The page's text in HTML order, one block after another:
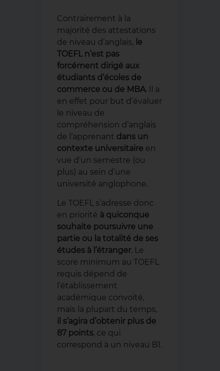
Contrairement à la
majorité des attestations
de niveau d’anglais, le
TOEFL n’est pas
forcément dirigé aux
étudiants d’écoles de
commerce ou de MBA. Il a
en effet pour but d’évaluer
le niveau de
compréhension d’anglais
de l’apprenant dans un
contexte universitaire en
vue d’un semestre (ou
plus) au sein d’une
université anglophone.
Le TOEFL s’adresse donc
en priorité à quiconque
souhaite poursuivre une
partie ou la totalité de ses
études à l’étranger. Le
score minimum au TOEFL
requis dépend de
l’établissement
académique convoité,
mais la plupart du temps,
il s’agira d’obtenir plus de
87 points, ce qui
correspond à un niveau B1.